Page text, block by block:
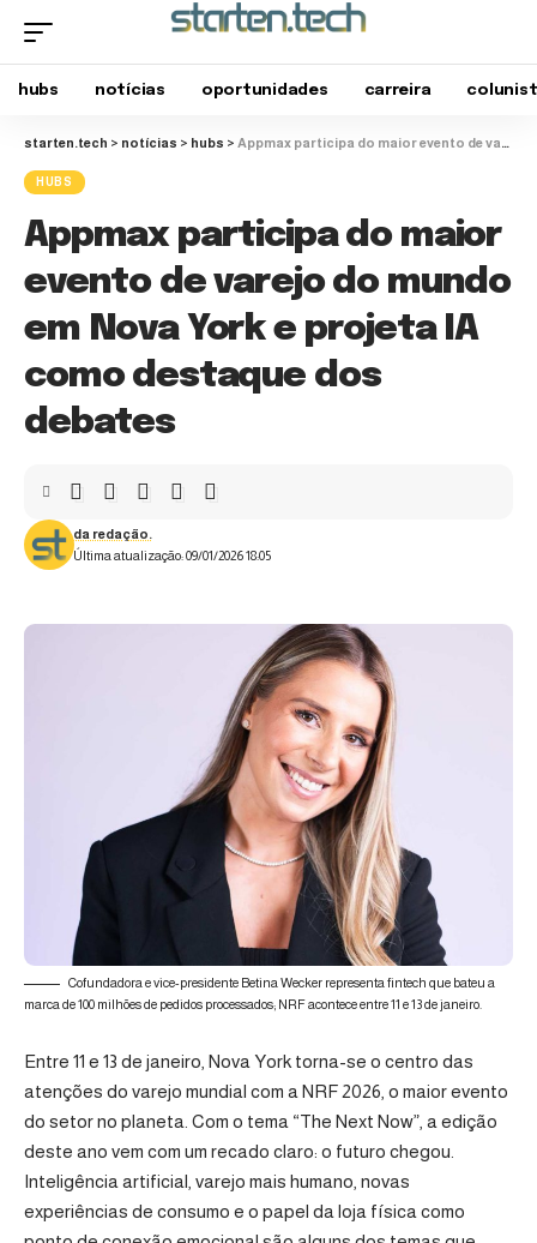
hubs notícias oportunidades carreira
starten.tech > notícias > hubs > Appmax participa do maior evento de varejo do mundo em Nova York e projeta IA como destaque dos debates
HUBS
Appmax participa do maior
evento de varejo do mundo
em Nova York e projeta IA
como destaque dos
debates
Última atualização: 09/01/2026 18:05
da redação.
Cofundadora e vice-presidente Betina Wecker representa fintech que bateu a
marca de 100 milhões de pedidos processados; NRF acontece entre 11 e 13 de janeiro.
Entre 11 e 13 de janeiro, Nova York torna-se o centro das
atenções do varejo mundial com a NRF 2026, o maior evento
do setor no planeta. Com o tema “The Next Now”, a edição
deste ano vem com um recado claro: o futuro chegou.
Inteligência artificial, varejo mais humano, novas
experiências de consumo e o papel da loja física como